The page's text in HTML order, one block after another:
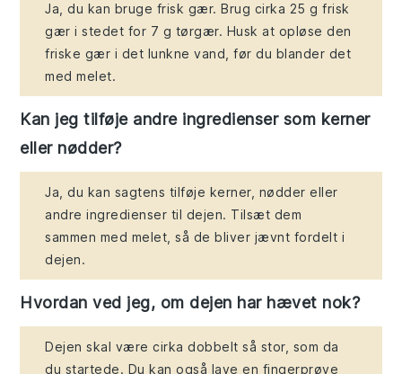
Ja, du kan bruge frisk gær. Brug cirka 25 g frisk
gær i stedet for 7 g tørgær. Husk at opløse den
friske gær i det lunkne vand, før du blander det
med melet.
Kan jeg tilføje andre ingredienser som kerner
eller nødder?
Ja, du kan sagtens tilføje kerner, nødder eller
andre ingredienser til dejen. Tilsæt dem
sammen med melet, så de bliver jævnt fordelt i
dejen.
Hvordan ved jeg, om dejen har hævet nok?
Dejen skal være cirka dobbelt så stor, som da
du startede. Du kan også lave en fingerprøve